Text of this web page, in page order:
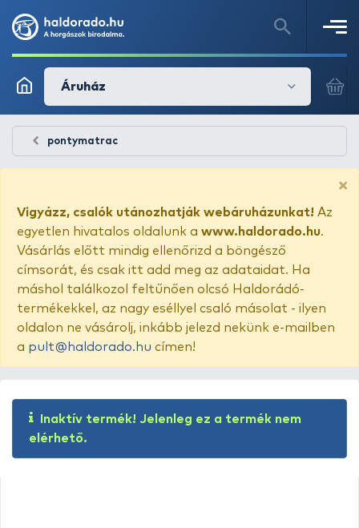
Áruház
pontymatrac
×
Vigyázz, csalók utánozhatják webáruházunkat! Az
egyetlen hivatalos oldalunk a www.haldorado.hu.
Vásárlás előtt mindig ellenőrizd a böngésző
címsorát, és csak itt add meg az adataidat. Ha
máshol találkozol feltűnően olcsó Haldorádó-
termékekkel, az nagy eséllyel csaló másolat - ilyen
oldalon ne vásárolj, inkább jelezd nekünk e-mailben
a pult@haldorado.hu címen!
Inaktív termék! Jelenleg ez a termék nem
elérhető.